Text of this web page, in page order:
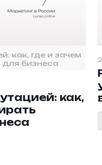
как, где и зачем
для бизнеса
как,